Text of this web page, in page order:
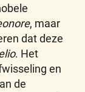
, maar
dat deze
. Het
en
de